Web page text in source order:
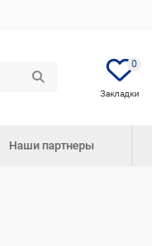
0
Наши партнеры